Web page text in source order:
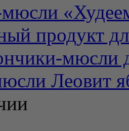
продукт
мюсли
Леовит